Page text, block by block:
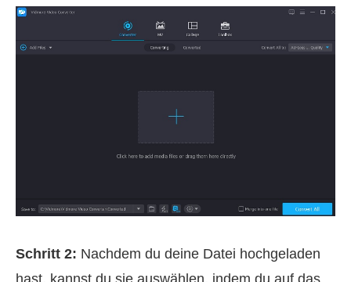
Schritt 2: Nachdem du deine Datei hochgeladen
hast, kannst du sie auswählen, indem du auf das